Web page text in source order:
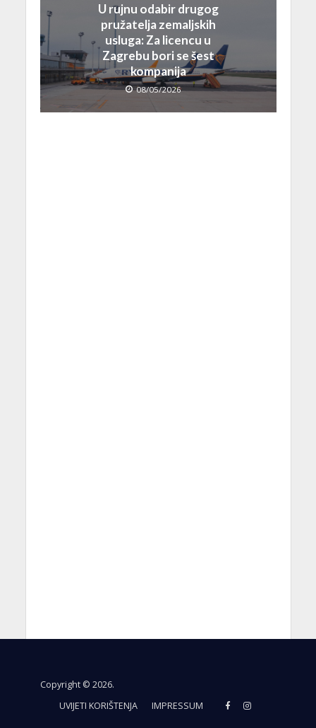
U rujnu odabir drugog
pružatelja zemaljskih
usluga: Za licencu u
Zagrebu bori se šest
kompanija
08/05/2026
Copyright © 2026.
UVIJETI KORIŠTENJA
IMPRESSUM